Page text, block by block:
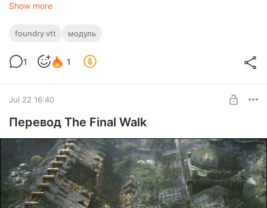
приключение хотел сделать как для 12 уровня (как в
оригинале), так и попробовать адаптировать и для 20
уровня, но скорее всего от этой идее в будущем откажусь.
Show more
foundry vtt модуль
1 1
Jul 22 16:40
Перевод The Final Walk